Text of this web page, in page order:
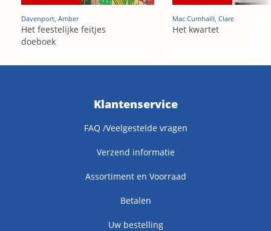
Davenport, Amber
Het feestelijke feitjes
doeboek
Mac Cumhaill, Clare
Het kwartet
Klantenservice
FAQ /Veelgestelde vragen
Verzend informatie
Assortiment en Voorraad
Betalen
Uw bestelling